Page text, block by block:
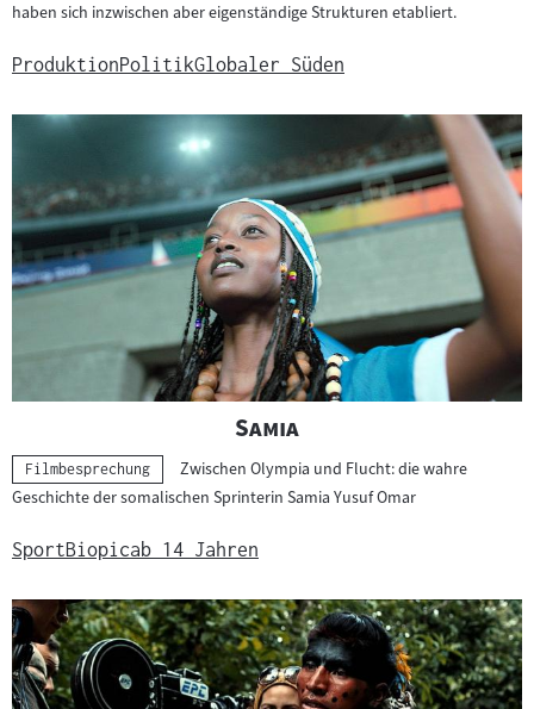
haben sich inzwischen aber eigenständige Strukturen etabliert.
ProduktionPolitikGlobaler Süden
"
Samia"
Kategorie:
Filmbesprechung
Zwischen Olympia und Flucht: die wahre
Geschichte der somalischen Sprinterin Samia Yusuf Omar
SportBiopicab 14 Jahren